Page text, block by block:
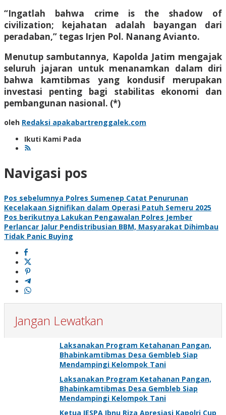
“Ingatlah bahwa crime is the shadow of
civilization; kejahatan adalah bayangan dari
peradaban,” tegas Irjen Pol. Nanang Avianto.
Menutup sambutannya, Kapolda Jatim mengajak
seluruh jajaran untuk menanamkan dalam diri
bahwa kamtibmas yang kondusif merupakan
investasi penting bagi stabilitas ekonomi dan
pembangunan nasional. (*)
oleh Redaksi apakabartrenggalek.com
Ikuti Kami Pada
Navigasi pos
Pos sebelumnya Polres Sumenep Catat Penurunan
Kecelakaan Signifikan dalam Operasi Patuh Semeru 2025
Pos berikutnya Lakukan Pengawalan Polres Jember
Perlancar Jalur Pendistribusian BBM, Masyarakat Dihimbau
Tidak Panic Buying
Jangan Lewatkan
Laksanakan Program Ketahanan Pangan,
Bhabinkamtibmas Desa Gembleb Siap
Mendampingi Kelompok Tani
Laksanakan Program Ketahanan Pangan,
Bhabinkamtibmas Desa Gembleb Siap
Mendampingi Kelompok Tani
Ketua IESPA Ibnu Riza Apresiasi Kapolri Cup